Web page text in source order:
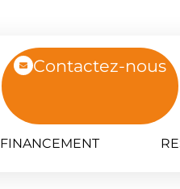
Contactez-nous
FINANCEMENT